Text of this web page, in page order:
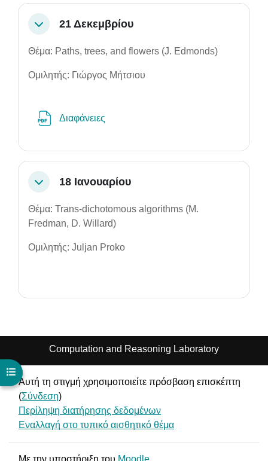
Άνοιγμα ευρετηρίου μαθήματος
Σύμπτυξη21 Δεκεμβρίου
Θέμα: Paths, trees, and flowers (J. Edmonds)
Ομιλητής: Γιώργος Μήτσιου
Διαφάνειες
Σύμπτυξη18 Ιανουαρίου
Θέμα: Trans-dichotomous algorithms (M.
Fredman, D. Willard)
Ομιλητής: Juljan Proko
Computation and Reasoning Laboratory
Αυτή τη στιγμή χρησιμοποιείτε πρόσβαση επισκέπτη
(Σύνδεση)
Περίληψη διατήρησης δεδομένων
Εναλλαγή στο τυπικό αισθητικό θέμα
Με την υποστήριξη του Moodle